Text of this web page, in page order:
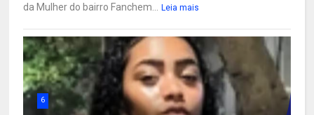
da Mulher do bairro Fanchem...
Leia mais
6